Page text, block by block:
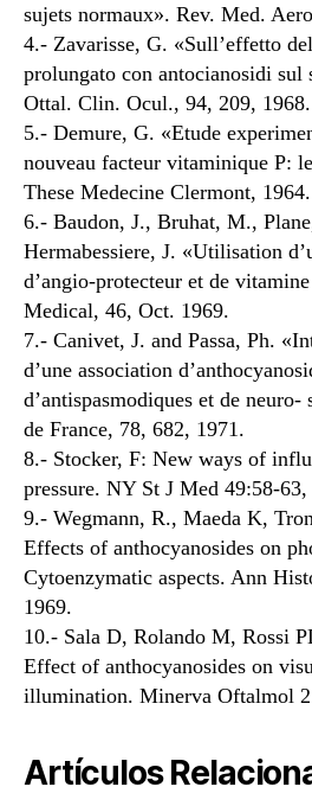
sujets normaux». Rev. Med.
4.- Zavarisse, G. «Sull’effetto
prolungato con antocianosidi sul
Ottal. Clin. Ocul., 94, 209, 1968.
5.- Demure, G. «Etude
nouveau facteur vitaminique P:
These Medecine Clermont, 1964.
6.- Baudon, J., Bruhat, M.,
Hermabessiere, J. «Utilisation
d’angio-protecteur et de
Medical, 46, Oct. 1969.
7.- Canivet, J. and Passa, Ph.
d’une association
d’antispasmodiques et de
de France, 78, 682, 1971.
8.- Stocker, F: New ways of
pressure. NY St J Med 49:58-63,
9.- Wegmann, R., Maeda K,
Effects of anthocyanosides on
Cytoenzymatic aspects. Ann
1969.
10.- Sala D, Rolando M, Rossi
Effect of anthocyanosides on
illumination. Minerva Oftalmol
Artículos